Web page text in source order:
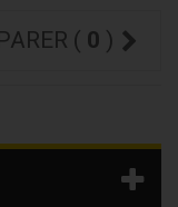
COMPARER ( 0 )